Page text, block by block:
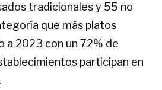
tradicionales y 55 no
que más platos
a 2023 con un 72% de
participan en